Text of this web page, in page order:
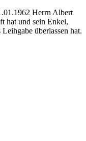
Herrn Albert
hat und sein Enkel,
überlassen hat.